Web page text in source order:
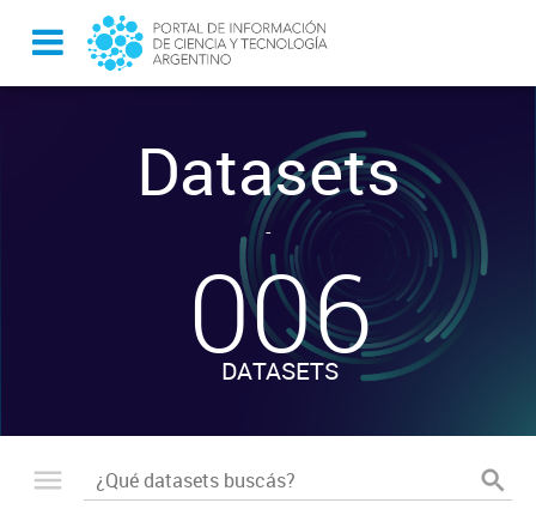
Datasets
-
006
DATASETS